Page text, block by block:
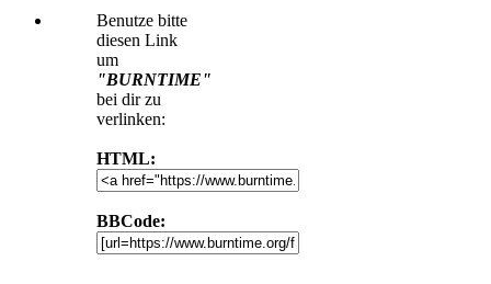
Benutze bitte
diesen Link
um
"BURNTIME"
bei dir zu
verlinken:
HTML:
BBCode: